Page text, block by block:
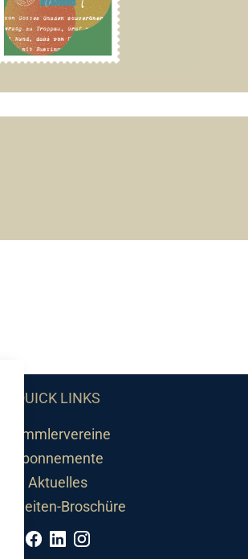
QUICK LINKS
Sammlervereine
Abonnemente
Aktuelles
Broschüre